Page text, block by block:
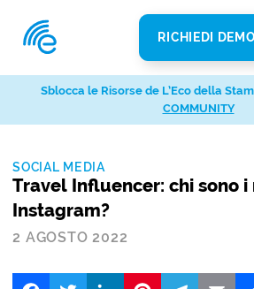
RICHIEDI DEMO
SOCIAL MEDIA
Travel Influencer: chi sono
Instagram?
2 AGOSTO 2022
FacebookTwitter LinkedIn
Sblocca le Risorse de L’Eco della
COMMUNITY